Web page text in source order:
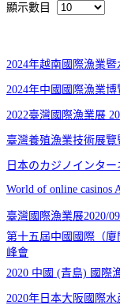
顯示數目
2024年越南國際漁業
2024年中國國際漁業博
2022臺灣國際漁業展
臺灣養殖漁業技術展覽
日本のカジノインター
World of online casinos
臺灣國際漁業展2020/
第十五屆中國國際（
峰會
2020 中國 (青島) 國際
2020年日本大阪國際